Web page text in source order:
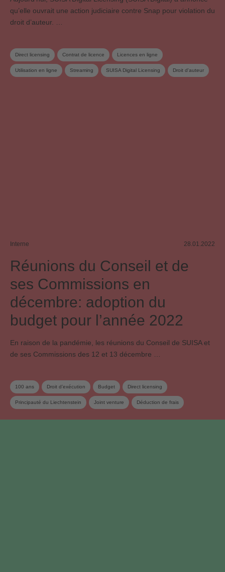
qu’elle ouvrait une action judiciaire contre Snap pour violation du
droit d’auteur. …
Direct licensing Contrat de licence Licences en ligne
Utilisation en ligne Streaming SUISA Digital Licensing Droit d'auteur
Interne 28.01.2022
Réunions du Conseil et de
ses Commissions en
décembre: adoption du
budget pour l’année 2022
En raison de la pandémie, les réunions du Conseil de SUISA et
de ses Commissions des 12 et 13 décembre …
100 ans Droit d’exécution Budget Direct licensing
Principauté du Liechtenstein Joint venture Déduction de frais